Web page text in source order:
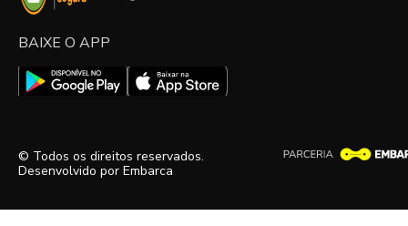
BAIXE O APP
© Todos os direitos reservados.
Desenvolvido por Embarca